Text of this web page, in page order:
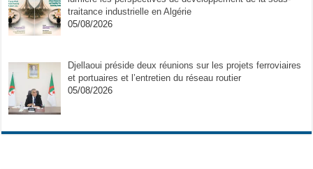
traitance industrielle en Algérie
05/08/2026
Djellaoui préside deux réunions sur les projets ferroviaires
et portuaires et l’entretien du réseau routier
05/08/2026